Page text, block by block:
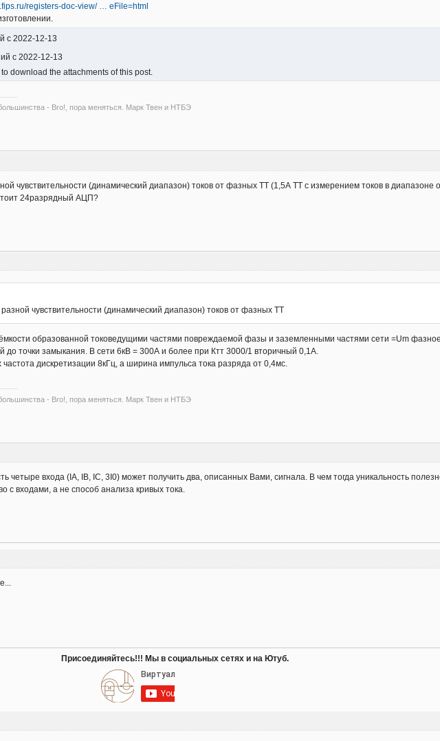
registers-doc-view/ … eFile=html
с 2022-12-13
с 2022-12-13
download the attachments of this post.
- Bro!, пора меняться. Марк Твен и НТБЭ
чувствительности (динамический диапазон) токов от фазных ТТ (1,5А ТТ с измерением токов в
24разрядный АЦП?
чувствительности (динамический диапазон) токов от фазных ТТ
образованной токоведущими частями повреждаемой фазы и заземленными частями сети =Um
до точки замыкания. В сети 6кВ = 300А и более при Ктт 3000/1 вторичный 0,1А.
дискретизации 8кГц, а ширина импульса тока разряда от 0,4мс.
- Bro!, пора меняться. Марк Твен и НТБЭ
четыре входа (IA, IB, IC, 3I0) может получить два, описанных Вами, сигнала. В чем тогда уникальность
с входами, а не способ анализа кривых тока.
Присоединяйтесь!!! Мы в социальных сетях и на Ютуб.